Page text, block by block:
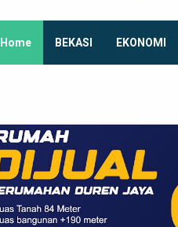
Home BEKASI EKONOMI